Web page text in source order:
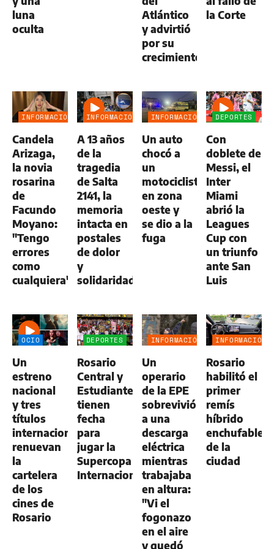
luna
oculta
Atlántico
y advirtió
por su
crecimiento
la Corte
INFORMACIÓN
Candela
Arizaga,
la novia
rosarina
de
Facundo
Moyano:
"Tengo
errores
como
cualquiera"
INFORMACIÓN
A 13 años
de la
tragedia
de Salta
2141, la
memoria
intacta en
postales
de dolor
y
solidaridad
INFORMACIÓN
Un auto
chocó a
un
motociclista
en zona
oeste y
se dio a la
fuga
DEPORTES
Con
doblete de
Messi, el
Inter
Miami
abrió la
Leagues
Cup con
un triunfo
ante San
Luis
OCIO
Un
estreno
nacional
y tres
títulos
internacionales
renuevan
la
cartelera
de los
cines de
Rosario
DEPORTES
Rosario
Central y
Estudiantes
tienen
fecha
para
jugar la
Supercopa
Internacional
INFORMACIÓN
Un
operario
de la EPE
sobrevivió
a una
descarga
eléctrica
mientras
trabajaba
en altura:
"Vi el
fogonazo
en el aire
y quedó
INFORMACIÓN
Rosario
habilitó el
primer
remís
híbrido
enchufable
de la
ciudad